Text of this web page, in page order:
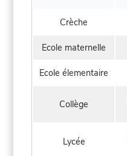
Crèche
Ecole maternelle
Ecole élementaire
Collège
Lycée